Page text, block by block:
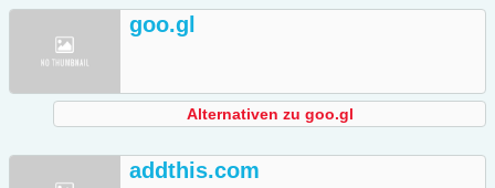
goo.gl
Alternativen zu goo.gl
addthis.com